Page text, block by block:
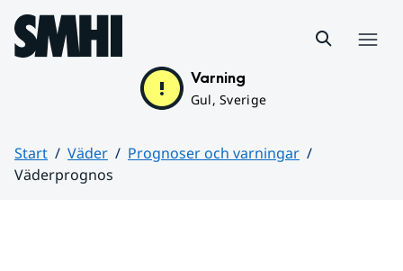
Hoppa till sidans innehåll
Varning
Gul, Sverige
Start Väder
Prognoser och varningar
Väderprognos